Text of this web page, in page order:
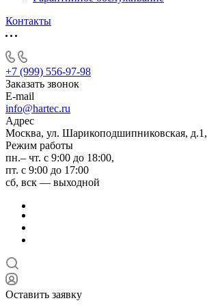
Контакты
+7 (999) 556-97-98
Заказать звонок
E-mail
info@hartec.ru
Адрес
Москва, ул. Шарикоподшипниковская, д.1,
Режим работы
пн.– чт. с 9:00 до 18:00,
пт. с 9:00 до 17:00
сб, вск — выходной
Оставить заявку